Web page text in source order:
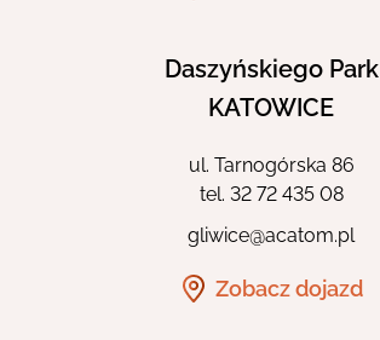
Daszyńskiego Park
KATOWICE
ul. Tarnogórska 86
tel. 32 72 435 08
gliwice@acatom.pl
Zobacz dojazd